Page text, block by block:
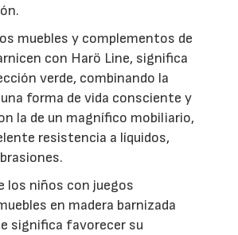
muebles y complementos de
con Harö Line, significa
verde, combinando la
una forma de vida consciente y
la de un magnífico mobiliario,
resistencia a líquidos,
los niños con juegos
en madera barnizada
significa favorecer su